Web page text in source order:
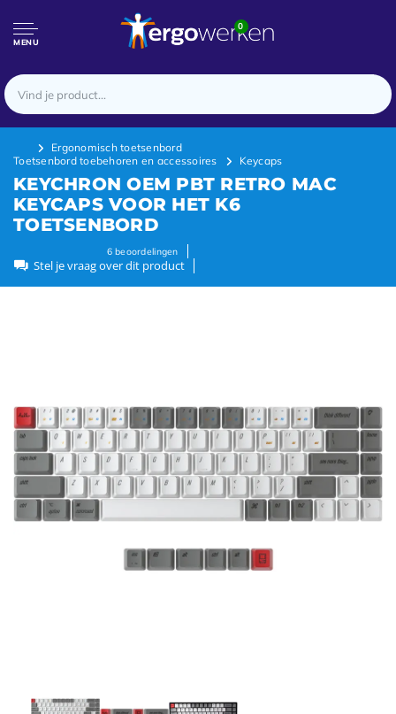
MENU
0
Ergonomisch toetsenbord
Toetsenbord toebehoren en accessoires
Keycaps
KEYCHRON OEM PBT RETRO MAC
KEYCAPS VOOR HET K6
TOETSENBORD
6beoordelingen
Stel je vraag over dit product